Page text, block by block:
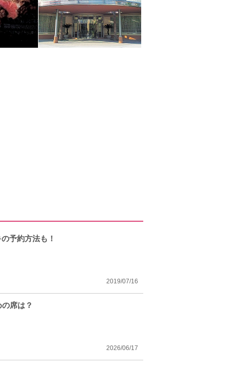
予約方法も！
2019/07/16
席は？
2026/06/17